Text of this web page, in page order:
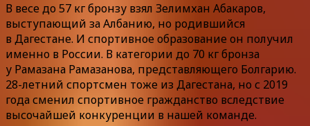
В весе до 57 кг бронзу взял Зелимхан Абакаров,
выступающий за Албанию, но родившийся
в Дагестане. И спортивное образование он получил
именно в России. В категории до 70 кг бронза
у Рамазана Рамазанова, представляющего Болгарию.
28-летний спортсмен тоже из Дагестана, но с 2019
года сменил спортивное гражданство вследствие
высочайшей конкуренции в нашей команде.